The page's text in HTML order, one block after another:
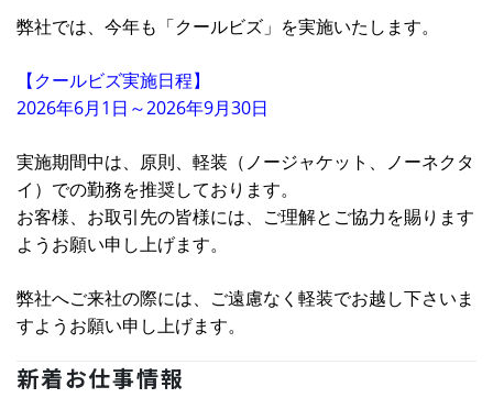
弊社では、今年も「クールビズ」を実施いたします。
【クールビズ実施日程】
2026年6月1日～2026年9月30日
実施期間中は、原則、軽装（ノージャケット、ノーネクタ
イ）での勤務を推奨しております。
お客様、お取引先の皆様には、ご理解とご協力を賜ります
ようお願い申し上げます。
弊社へご来社の際には、ご遠慮なく軽装でお越し下さいま
すようお願い申し上げます。
新着お仕事情報